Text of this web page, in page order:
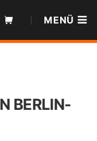
MENÜ
BERLIN-